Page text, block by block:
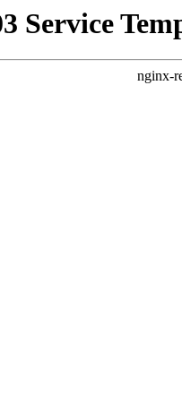
Service
nginx-